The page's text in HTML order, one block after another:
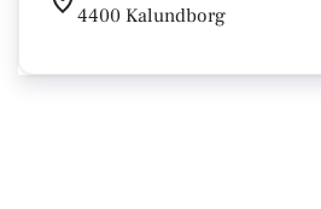
4400 Kalundborg